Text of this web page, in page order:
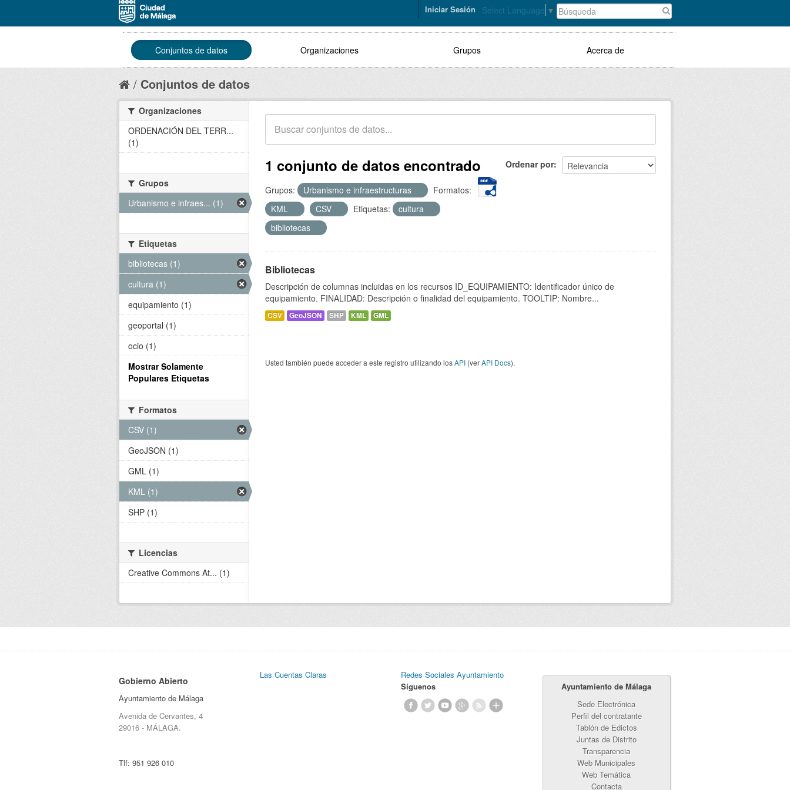
Select Language ▼
Iniciar Sesión
Conjuntos de datos Organizaciones Grupos Acerca de
Conjuntos de datos
Ordenar por
1 conjunto de datos encontrado
Grupos: Urbanismo e infraestructuras
Formatos:
KML
CSV Etiquetas:
cultura
bibliotecas
Bibliotecas
Descripción de columnas incluidas en los recursos ID_EQUIPAMIENTO: Identificador único de
equipamiento. FINALIDAD: Descripción o finalidad del equipamiento. TOOLTIP: Nombre...
CSV GeoJSON SHP KML GML
Usted también puede acceder a este registro utilizando losAPI (verAPI Docs).
Organizaciones
ORDENACIÓN DEL TERR...
(1)
Grupos
Urbanismo e infraes... (1)
Etiquetas
bibliotecas (1)
cultura (1)
equipamiento (1)
geoportal (1)
ocio (1)
Mostrar Solamente
Populares Etiquetas
Formatos
CSV (1)
GeoJSON (1)
GML (1)
KML (1)
SHP (1)
Licencias
Creative Commons At... (1)
Gobierno Abierto
Ayuntamiento de Málaga
Avenida de Cervantes, 4
29016 - MÁLAGA.
Tlf: 951 926 010
Las Cuentas Claras
Redes Sociales Ayuntamiento
Síguenos
Ayuntamiento de Málaga
Sede Electrónica
Perfil del contratante
Tablón de Edictos
Juntas de Distrito
Transparencia
Web Municipales
Web Temática
Contacta